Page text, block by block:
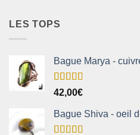
LES TOPS
Bague Marya -
Note5.00
sur 5
42,00€
Bague Shiva - oeil